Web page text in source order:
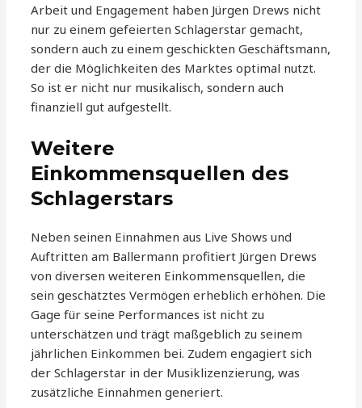
Arbeit und Engagement haben Jürgen Drews nicht
nur zu einem gefeierten Schlagerstar gemacht,
sondern auch zu einem geschickten Geschäftsmann,
der die Möglichkeiten des Marktes optimal nutzt.
So ist er nicht nur musikalisch, sondern auch
finanziell gut aufgestellt.
Weitere
Einkommensquellen des
Schlagerstars
Neben seinen Einnahmen aus Live Shows und
Auftritten am Ballermann profitiert Jürgen Drews
von diversen weiteren Einkommensquellen, die
sein geschätztes Vermögen erheblich erhöhen. Die
Gage für seine Performances ist nicht zu
unterschätzen und trägt maßgeblich zu seinem
jährlichen Einkommen bei. Zudem engagiert sich
der Schlagerstar in der Musiklizenzierung, was
zusätzliche Einnahmen generiert.